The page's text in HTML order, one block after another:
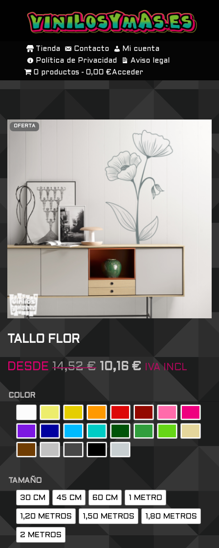
SALTAR
CONTENIDO
Tienda Contacto
Mi cuenta
Política de Privacidad
Aviso legal
0 productos
0,00 € Acceder
OFERTA
TALLO FLOR
DESDE 14,52€ 10,16 € IVA INCL
COLOR
TAMAÑO
30 CM 45 CM 60 CM 1 METRO
1,20 METROS 1,50 METROS 1,80 METROS
2 METROS